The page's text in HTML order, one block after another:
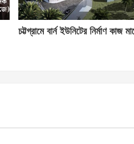
চট্টগ্রামে বার্ন ইউনিটের নির্মাণ কাজ